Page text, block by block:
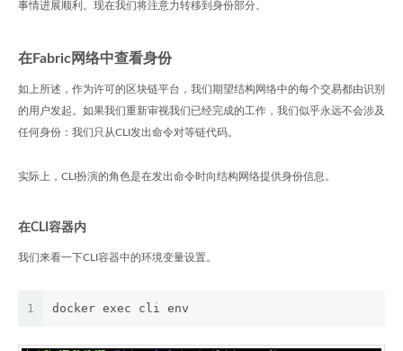
事情进展顺利。现在我们将注意力转移到身份部分。
在Fabric网络中查看身份
如上所述，作为许可的区块链平台，我们期望结构网络中的每个交易都由识别
的用户发起。如果我们重新审视我们已经完成的工作，我们似乎永远不会涉及
任何身份：我们只从CLI发出命令对等链代码。
实际上，CLI扮演的角色是在发出命令时向结构网络提供身份信息。
在CLI容器内
我们来看一下CLI容器中的环境变量设置。
1 docker exec cli env